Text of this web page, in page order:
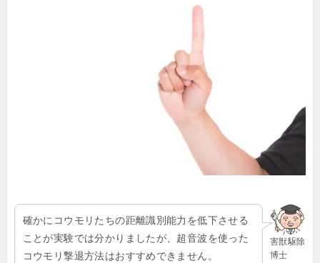
害獣駆除
博士
確かにコウモリたちの距離識別能力を低下させる
ことが実験では分かりましたが、超音波を使った
コウモリ撃退方法はおすすめできません。